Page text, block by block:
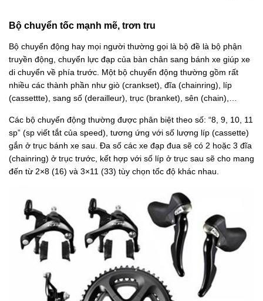
Bộ chuyển tốc mạnh mẽ, trơn tru
Bộ chuyển động hay mọi người thường gọi là bộ đề là bộ phận
truyền động, chuyển lực đạp của bàn chân sang bánh xe giúp xe
di chuyển về phía trước. Một bộ chuyển động thường gồm rất
nhiều các thành phần như giò (crankset), đĩa (chainring), líp
(cassettte), sang số (derailleur), trục (branket), sên (chain),…
Các bộ chuyển động thường được phân biệt theo số: “8, 9, 10, 11
sp” (sp viết tắt của speed), tương ứng với số lượng líp (cassette)
gắn ở trục bánh xe sau. Đa số các xe đạp đua sẽ có 2 hoặc 3 đĩa
(chainring) ở trục trước, kết hợp với số líp ở trục sau sẽ cho mang
đến từ 2×8 (16) và 3×11 (33) tùy chọn tốc độ khác nhau.